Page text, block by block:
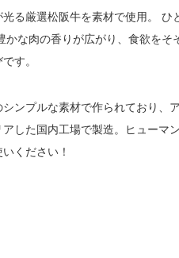
る厳選松阪牛を素材で使用。 ひ
かな肉の香りが広がり、食欲を
す。
ンプルな素材で作られており、
した国内工場で製造。ヒューマ
ください！